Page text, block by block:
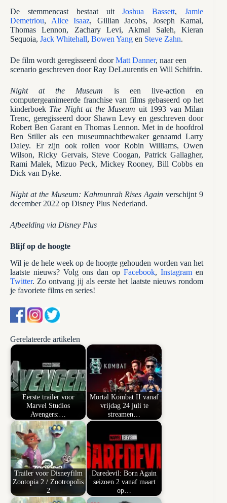
De stemmencast bestaat uitJoshua Bassett,Jamie
Demetriou, Alice Isaaz, Gillian Jacobs, Joseph Kamal,
Thomas Lennon, Zachary Levi, Akmal Saleh, Kieran
Sequoia, Jack Whitehall, Bowen Yang en Steve Zahn.
De film wordt geregisseerd doorMatt Danner, naar een
scenario geschreven door Ray DeLaurentis en Will Schifrin.
Night at the Museum is een live-action en
computergeanimeerde franchise van films gebaseerd op het
kinderboek The Night at the Museum uit 1993 van Milan
Trenc, geregisseerd door Shawn Levy en geschreven door
Robert Ben Garant en Thomas Lennon. Met in de hoofdrol
Ben Stiller als een museumnachtbewaker genaamd Larry
Daley. Er zijn ook rollen voor Robin Williams, Owen
Wilson, Ricky Gervais, Steve Coogan, Patrick Gallagher,
Rami Malek, Mizuo Peck, Mickey Rooney, Bill Cobbs en
Dick van Dyke.
Night at the Museum: Kahmunrah Rises Again verschijnt 9
december 2022 op Disney Plus Nederland.
Afbeelding via Disney Plus
Blijf op de hoogte
Wil je de hele week op de hoogte gehouden worden van het
laatste nieuws? Volg ons dan opFacebook,Instagramen
Twitter. Zo ontvang jij als eerste het laatste nieuws rondom
je favoriete films en series!
Gerelateerde artikelen
Eerste trailer voor
Marvel Studios
Avengers:…
Mortal Kombat II vanaf
vrijdag 24 juli te
streamen…
Trailer voor Disneyfilm
Zootopia 2 / Zootropolis
2
Daredevil: Born Again
seizoen 2 vanaf maart
op…